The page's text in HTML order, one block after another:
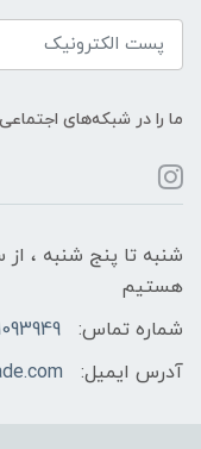
ما را در شبکه‌های
هستیم
شماره تماس:
آدرس ایمیل: